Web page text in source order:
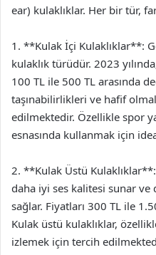
ear) kulaklıklar. Her bir tür,
1. **Kulak İçi Kulaklıklar**:
kulaklık türüdür. 2023
100 TL ile 500 TL arasında
taşınabilirlikleri ve hafif
edilmektedir. Özellikle spor
esnasında kullanmak için
2. **Kulak Üstü
daha iyi ses kalitesi sunar
sağlar. Fiyatları 300 TL ile
Kulak üstü kulaklıklar,
izlemek için tercih